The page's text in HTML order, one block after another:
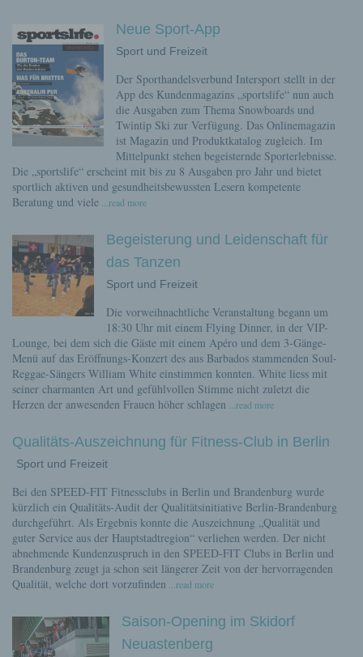
Neue Sport-App
Sport und Freizeit
Der Sporthandelsverbund Intersport stellt in der
App des Kundenmagazins „sportslife“ nun auch
die Ausgaben zum Thema Snowboards und
Twintip Ski zur Verfügung. Das Onlinemagazin
ist Magazin und Produktkatalog zugleich. Im
Mittelpunkt stehen begeisternde Sporterlebnisse.
Die „sportslife“ erscheint mit bis zu 8 Ausgaben pro Jahr und bietet
sportlich aktiven und gesundheitsbewussten Lesern kompetente
Beratung und viele ...read more
Begeisterung und Leidenschaft für
das Tanzen
Sport und Freizeit
Die vorweihnachtliche Veranstaltung begann um
18:30 Uhr mit einem Flying Dinner, in der VIP-
Lounge, bei dem sich die Gäste mit einem Apéro und dem 3-Gänge-
Menü auf das Eröffnungs-Konzert des aus Barbados stammenden Soul-
Reggae-Sängers William White einstimmen konnten. White liess mit
seiner charmanten Art und gefühlvollen Stimme nicht zuletzt die
Herzen der anwesenden Frauen höher schlagen ...read more
Qualitäts-Auszeichnung für Fitness-Club in Berlin
Sport und Freizeit
Bei den SPEED-FIT Fitnessclubs in Berlin und Brandenburg wurde
kürzlich ein Qualitäts-Audit der Qualitätsinitiative Berlin-Brandenburg
durchgeführt. Als Ergebnis konnte die Auszeichnung „Qualität und
guter Service aus der Hauptstadtregion“ verliehen werden. Der nicht
abnehmende Kundenzuspruch in den SPEED-FIT Clubs in Berlin und
Brandenburg zeugt ja schon seit längerer Zeit von der hervorragenden
Qualität, welche dort vorzufinden ...read more
Saison-Opening im Skidorf
Neuastenberg